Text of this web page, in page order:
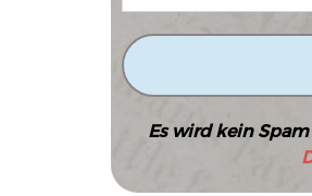
Es wird kein